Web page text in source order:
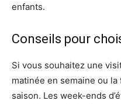
enfants.
Conseils pour
Si vous souhaitez une
matinée en semaine ou
saison. Les week-ends